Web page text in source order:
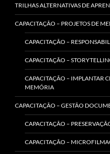
TRILHAS ALTERNATIVAS DE
CAPACITAÇÃO – PROJETOS DE
CAPACITAÇÃO –
CAPACITAÇÃO –
CAPACITAÇÃO – IMPLANTAR
MEMÓRIA
CAPACITAÇÃO – GESTÃO
CAPACITAÇÃO –
CAPACITAÇÃO –